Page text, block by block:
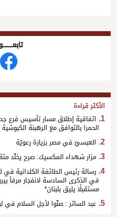
الأكثر قراءة
اتفاقية إطلاق مسار تأسيس فرع
الحمرا بالتوافق مع الرهبنة الكبوشية
العبسيّ في مصر بزيارة رعويّة
مزار شهداء المكسيك: صرح يخلّد
رسالة رئيس الطائفة الكلدانية
في الذكرى السادسة لانفجار مرفأ
مستقبلًا يليق بلبنان*
عبد الساتر : صلّوا لأجل السلام في